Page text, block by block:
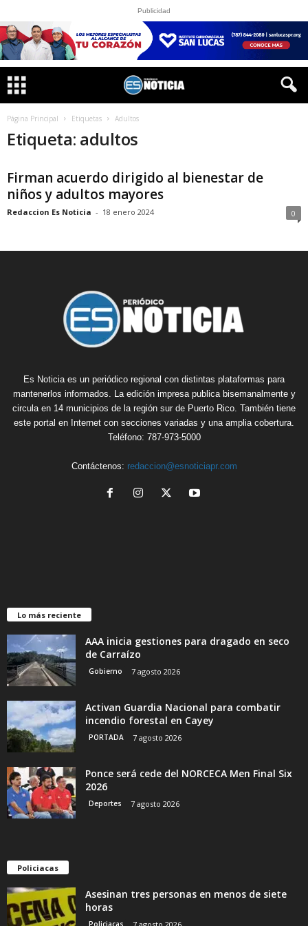
Publicidad
Página Principal Etiquetas Adultos
Etiqueta: adultos
Firman acuerdo dirigido al bienestar de
niños y adultos mayores
Redaccion Es Noticia - 18 enero 2024 0
Es Noticia es un periódico regional con distintas plataformas para
mantenerlos informados. La edición impresa publica bisemanalmente y
circula en 14 municipios de la región sur de Puerto Rico. También tiene
este portal en Internet con secciones variadas y una amplia cobertura.
Teléfono: 787-973-5000
Contáctenos: redaccion@esnoticiapr.com
Lo más reciente
AAA inicia gestiones para dragado en seco
de Carraízo
Gobierno 7 agosto 2026
Activan Guardia Nacional para combatir
incendio forestal en Cayey
PORTADA 7 agosto 2026
Ponce será cede del NORCECA Men Final Six
2026
Deportes 7 agosto 2026
Policiacas
Asesinan tres personas en menos de siete
horas
Policiacas